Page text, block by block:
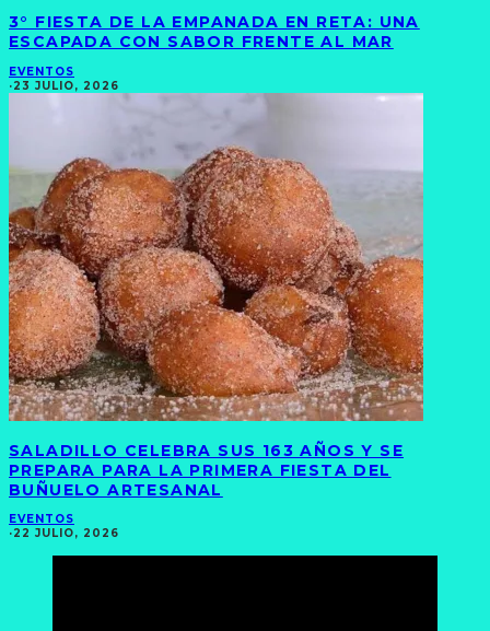
3° FIESTA DE LA EMPANADA EN RETA: UNA
ESCAPADA CON SABOR FRENTE AL MAR
EVENTOS
·23 JULIO, 2026
SALADILLO CELEBRA SUS 163 AÑOS Y SE
PREPARA PARA LA PRIMERA FIESTA DEL
BUÑUELO ARTESANAL
EVENTOS
·22 JULIO, 2026